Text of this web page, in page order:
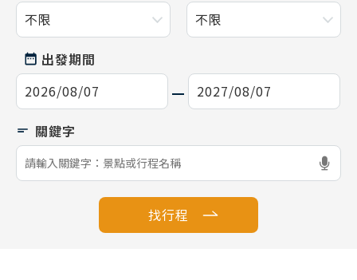
出發期間
找行程